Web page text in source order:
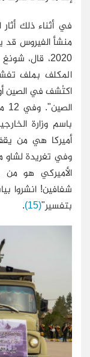
في أثناء ذلك
2020، قال،
المكلف بملف
اكتُشف في الصين
باسم وزارة
أميركا هي من
وفي تغريدة لشاو
الأميركي هو من
شفافين! انشروا
بتفسير"(15)
.